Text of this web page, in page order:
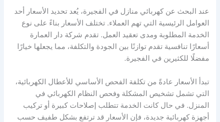
عند البحث عن كهربائي منازل في الفجيرة، يُعد تحديد الأسعار أحد
العوامل الرئيسية التي تهم العملاء. تختلف الأسعار بناءً على نوع
الخدمة المطلوبة ومدى تعقيد العمل. تقدم شركة دار العمارة
أسعارًا تنافسية تقدم توازنًا بين الجودة والتكلفة، مما يجعلها خيارًا
مفضلًا للكثيرين في الفجيرة.
تبدأ الأسعار عادةً من تكلفة الفحص الأساسي للأعطال الكهربائية،
التي تشمل تشخيص المشكلة وفحص النظام الكهربائي في
المنزل. في حال كانت الخدمة تتطلب إصلاحات كبيرة أو تركيب
أجهزة كهربائية جديدة، فإن الأسعار قد ترتفع بشكل طفيف حسب